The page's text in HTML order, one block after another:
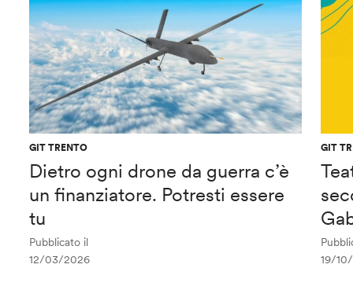
GIT TRENTO
Dietro ogni drone da guerra c’è
un finanziatore. Potresti essere
tu
Pubblicato il
12/03/2026
GIT
19/